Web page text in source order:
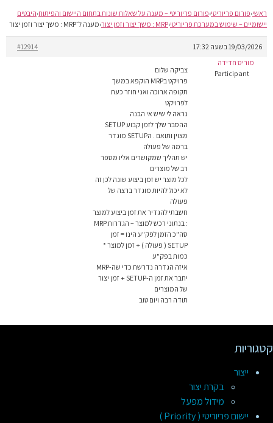
ראשי›פורום פריוריטי›פורום פריוריטי – מענה על שאלות שונות בתחום היישום והפיתוח›היבטים
יישומיים – שימוש במערכת פריוריטי›MRP : משך יצור וזמן יצור ›מענה ל־MRP : משך יצור וזמן יצור
19/03/2026 בשעה 17:32
#12914
מוריס חדידה
Participant
צביקה שלום
פרויקט בMRP הוקפא במשך
תקופה ארוכה ואני חוזר כעת
לפרויקט
נראה לי שיש אי הבנה
ההסבר שלך לזמן קבוע SETUP
מצוין ותואם . הSETUP מוגדר
ברמה של פעולה
יש תהליך שמקושרים אליו מספר
רב של מוצרים
לכל מוצר יש זמן ביצוע שונה לכן זה
לא יכול להיות מוגדר ברצה של
פעולה
חשבתי להגדיר את זמן ביצוע למוצר
: בנתוני רכש למוצר – הגדרות MRP
סה"כ הזמן לפק"ע הינו = זמן
SETUP ( פעולה ) + זמן למוצר *
כמות בפק"ע
איזה הגדרה נדרשת כדי שה-MRP
יחבר את זמן ה-SETUP + זמן יצור
של המוצרים
תודה רבה ויום טוב
קטגוריות
ייצור
בקרת יצור
מידול מפעל
יישום פריוריטי ( Priority )